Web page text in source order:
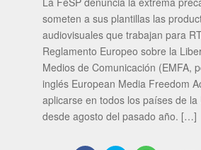
someten a sus plantillas las
audiovisuales que trabajan para
Reglamento Europeo sobre la
Medios de Comunicación (EMFA,
inglés European Media Freedom
aplicarse en todos los países de
desde agosto del pasado año. […]